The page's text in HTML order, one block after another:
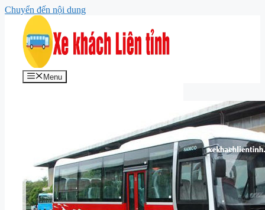
Chuyển đến nội dung
Menu